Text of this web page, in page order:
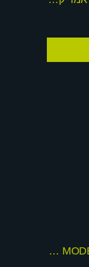
קורקינט 2021 RIO NEW MODEN BIG 24V